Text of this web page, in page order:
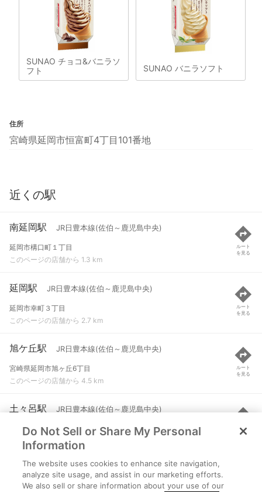
SUNAO チョコ&バニラソ
フト
SUNAO バニラソフト
住所
宮崎県延岡市恒富町4丁目101番地
近くの駅
南延岡駅 JR日豊本線(佐伯～鹿児島中央)
延岡市構口町１丁目
このページの店舗から 1.3 km
ルート
を見る
延岡駅 JR日豊本線(佐伯～鹿児島中央)
延岡市幸町３丁目
このページの店舗から 2.7 km
ルート
を見る
旭ケ丘駅 JR日豊本線(佐伯～鹿児島中央)
宮崎県延岡市旭ヶ丘6丁目
このページの店舗から 4.5 km
ルート
を見る
土々呂駅 JR日豊本線(佐伯～鹿児島中央)
延岡市土々呂町５丁目
このページの店舗から 6.6 km
ルート
を見る
北延岡駅 JR日豊本線(佐伯～鹿児島中央)
延岡市差木野町
Do Not Sell or Share My Personal
Information
The website uses cookies to enhance site navigation,
analyze site usage, and assist in our marketing efforts.
We also sell or share information about your use of our